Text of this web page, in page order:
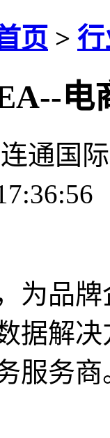
页 >
电
通国
为品
据解
服务商